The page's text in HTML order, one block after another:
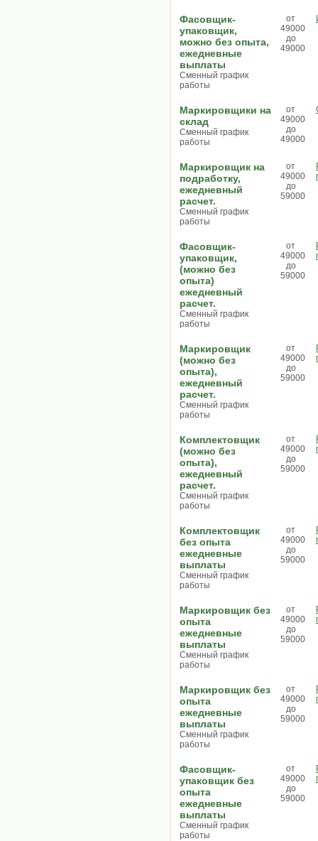
Фасовщик-
упаковщик,
можно без опыта,
ежедневные
выплаты
Сменный график
работы
от
49000
до
49000
Маркировщики на
склад
Сменный график
работы
от
49000
до
49000
Маркировщик на
подработку,
ежедневный
расчет.
Сменный график
работы
от
49000
до
59000
Фасовщик-
упаковщик,
(можно без
опыта)
ежедневный
расчет.
Сменный график
работы
от
49000
до
59000
Маркировщик
(можно без
опыта),
ежедневный
расчет.
Сменный график
работы
от
49000
до
59000
Комплектовщик
(можно без
опыта),
ежедневный
расчет.
Сменный график
работы
от
49000
до
59000
Комплектовщик
без опыта
ежедневные
выплаты
Сменный график
работы
от
49000
до
59000
Маркировщик без
опыта
ежедневные
выплаты
Сменный график
работы
от
49000
до
59000
Маркировщик без
опыта
ежедневные
выплаты
Сменный график
работы
от
49000
до
59000
Фасовщик-
упаковщик без
опыта
ежедневные
выплаты
Сменный график
работы
от
49000
до
59000